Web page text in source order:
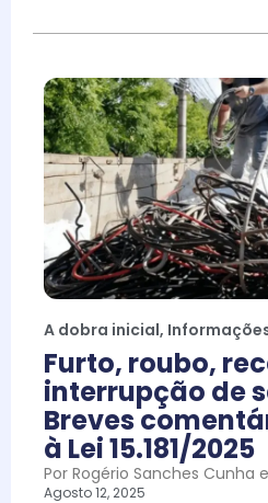
A dobra inicial,
Furto, roubo,
interrupção de
Breves
à Lei 15.181/2025
Por Rogério Sanches Cunha
Agosto 12, 2025